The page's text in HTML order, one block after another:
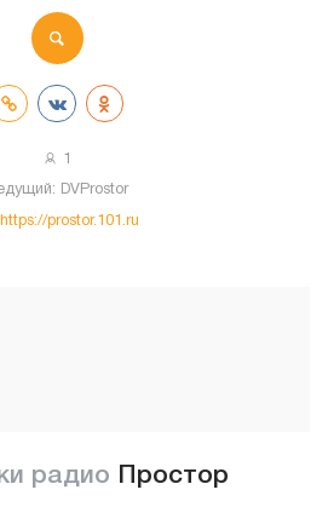
1
DVProstor
https://prostor.101.ru
радио
Простор